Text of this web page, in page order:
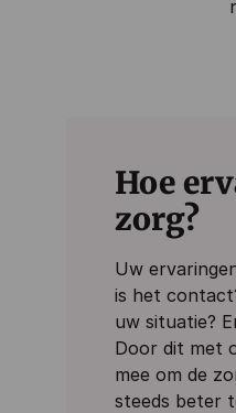
Hoe
zorg?
Uw
is het
uw situatie?
Door dit met
mee om de
steeds beter